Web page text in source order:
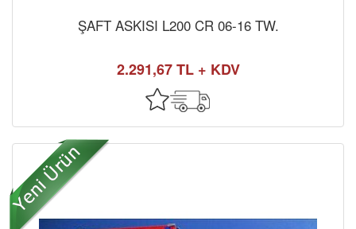
ŞAFT ASKISI L200 CR 06-16 TW.
2.291,67 TL + KDV